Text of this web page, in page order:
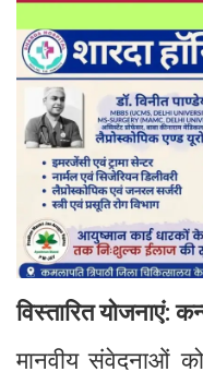
विस्तारित योजनाएं:
मानवीय संवेदनाओं